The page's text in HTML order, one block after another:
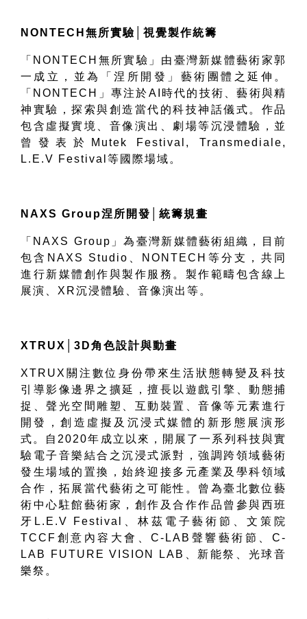
NONTECH 無所實驗 視覺製作統籌
「 NONTECH 無所實驗」由臺灣新媒體藝術家郭
一成立，並為「涅所開發」藝術團體之延伸。
「 NONTECH 」專注於AI 時代的技術、藝術與精
神實驗，探索與創造當代的科技神話儀式。作品
包含虛擬實境、音像演出、劇場等沉浸體驗，並
曾發表於
Mutek Festival, Transmediale,
L.E.V Festival 等國際場域。
NAXS Group涅所開發 統籌規畫
「 NAXS Group 」為臺灣新媒體藝術組織，目前
包含 NAXS Studio NONTECH 等分支，共同
進行新媒體創作與製作服務。製作範疇包含線上
展演、 XR沉浸體驗、音像演出等。
XTRUX│3D角色設計與動畫
XTRUX 關注數位身份帶來生活狀態轉變及科技
引導影像邊界之擴延，擅長以遊戲引擎、動態捕
捉、聲光空間雕塑、互動裝置、音像等元素進行
開發，創造虛擬及沉浸式媒體的新形態展演形
式。自 2020年成立以來，開展了一系列科技與實
驗電子音樂結合之沉浸式派對，強調跨領域藝術
發生場域的置換，始終迎接多元產業及學科領域
合作，拓展當代藝術之可能性。曾為臺北數位藝
術中心駐館藝術家，創作及合作作品曾參與西班
牙 L.E.V Festival
、林茲電子藝術節、文策院
TCCF 創意內容大會、C-LAB 聲響藝術節、C-
LAB FUTURE VISION LAB
、新能祭、光球音
樂祭。